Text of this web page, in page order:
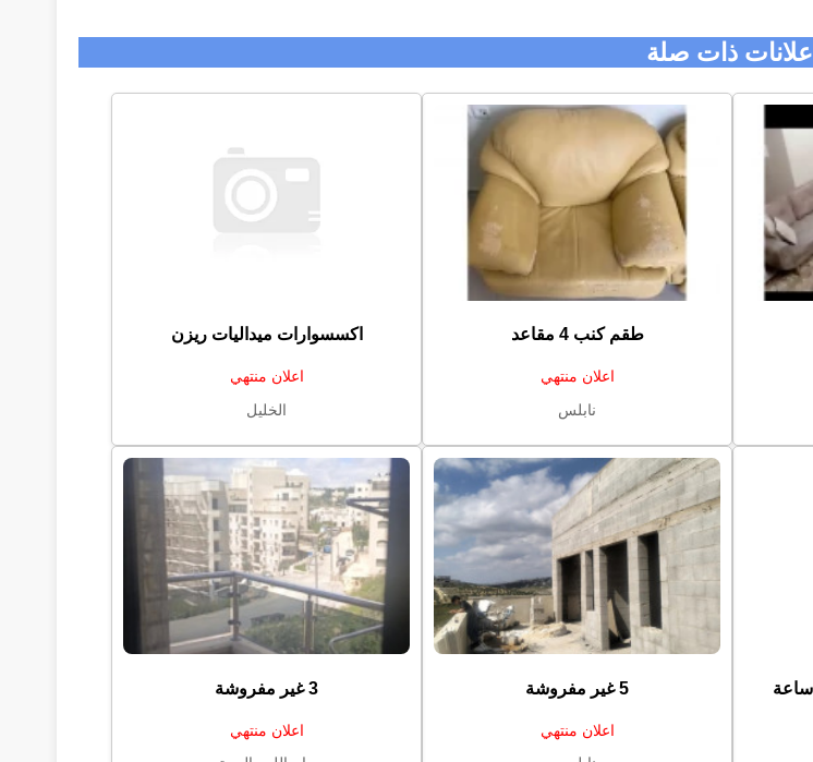
اعلانات ذات صلة
طقم كنب 4 مقاعد
اعلان منتهي
نابلس
اكسسوارات ميداليات ريزن
اعلان منتهي
الخليل
5 غير مفروشة
اعلان منتهي
3 غير مفروشة
اعلان منتهي